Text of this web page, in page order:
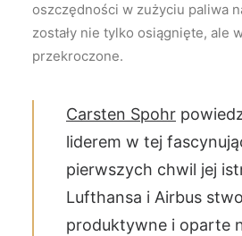
oszczędności w zużyciu paliwa
zostały nie tylko osiągnięte, ale
przekroczone.
Carsten Spohr
liderem w tej
pierwszych chwil jej
Lufthansa i Airbus
produktywne i oparte